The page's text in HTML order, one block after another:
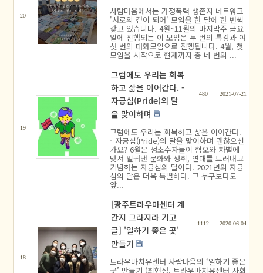
20 사람마음에서는 가정폭력 생존자 네트워크
'서로의 곁이 되어' 모임을 한 달에 한 번씩
갖고 있습니다. 4월~11월의 마지막주 금요
일에 진행되는 이 모임은 두 번의 특강과 여
섯 번의 대화모임으로 진행됩니다. 4월, 첫
모임을 시작으로 현재까지 총 네 번의 ...
19
그럼에도 우리는 회복
하고 삶을 이어간다. -
자긍심(Pride)의 달
을 맞이하며
480 2021-07-21
그럼에도 우리는 회복하고 삶을 이어간다.
- 자긍심(Pride)의 달을 맞이하며 괜찮으신
가요? 6월은 성소수자들이 혐오와 차별에
맞서 일궈낸 문화와 성취, 연대를 드러내고
기념하는 자긍심의 달이다. 2021년의 자긍
심의 달은 더욱 특별하다. 그 누구보다도
앞...
18
[광주트라우마센터 계
간지 그라지라 기고
글] '일하기 좋은 곳'
만들기
1112 2020-06-04
트라우마치유센터 사람마음의 ‘일하기 좋은
곳’ 만들기 (최현정, 트라우마치유센터 사회